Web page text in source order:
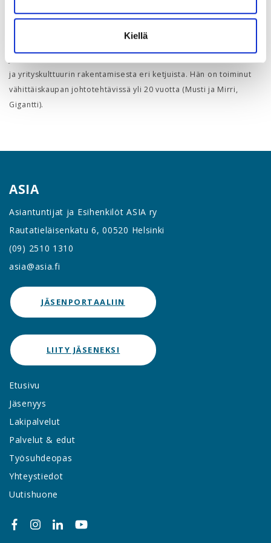
Kiellä
ja yrityskulttuurin rakentamisesta eri ketjuista. Hän on toiminut
vähittäiskaupan johtotehtävissä yli 20 vuotta (Musti ja Mirri,
Gigantti).
ASIA
Asiantuntijat ja Esihenkilöt ASIA ry
Rautatieläisenkatu 6, 00520 Helsinki
(09) 2510 1310
asia@asia.fi
JÄSENPORTAALIIN
LIITY JÄSENEKSI
Etusivu
Jäsenyys
Lakipalvelut
Palvelut & edut
Työsuhdeopas
Yhteystiedot
Uutishuone